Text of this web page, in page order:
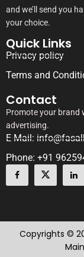
and we’ll send you
your choice.
Quick Links
Privacy policy
Terms and
Contact
Promote your brand
advertising.
E-Mail:
Phone: +91
Copyrights ©